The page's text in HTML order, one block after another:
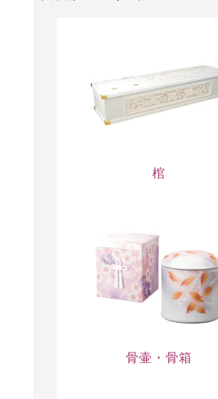
棺
骨壷・骨箱